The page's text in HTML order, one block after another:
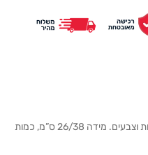
שקיות ניילון פשוטות עם ידית במגוון דוגמאות וצבעים. מידה 26/38 ס”מ, כמות